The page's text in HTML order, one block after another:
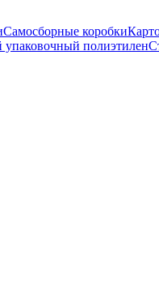
Самосборные коробки
полиэтилен